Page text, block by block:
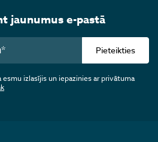
jaunumus e-pastā
Pieteikties
esmu izlasījis un iepazinies ar privātuma